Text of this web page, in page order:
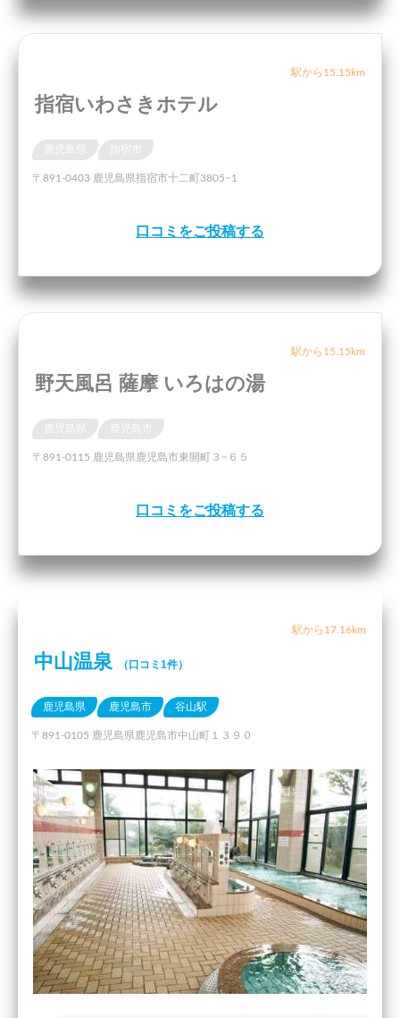
駅から15.15km
指宿いわさきホテル
指宿市
〒891-0403 鹿児島県指宿市十二町3805−1
口コミをご投稿する
駅から15.15km
野天風呂 薩摩 いろはの湯
〒891-0115 鹿児島県鹿児島市東開町３−６５
口コミをご投稿する
駅から17.16km
中山温泉 （口コミ1件）
鹿児島県 鹿児島市 谷山駅
〒891-0105 鹿児島県鹿児島市中山町１３９０